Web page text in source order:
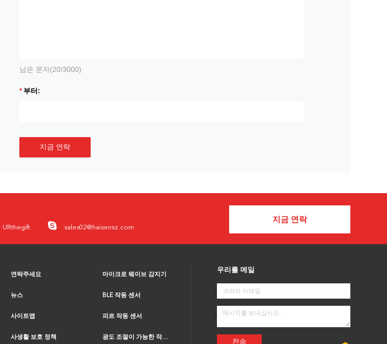
남은 문자(20/3000)
부터:
지금 연락
URthegift sales02@haisensz.com
지금 연락
연락주세요
뉴스
사이트맵
사생활 보호 정책
마이크로 웨이브 감지기
BLE 작동 센서
피르 작동 센서
광도 조절이 가능한 작동 센서
우리를 메일
전송